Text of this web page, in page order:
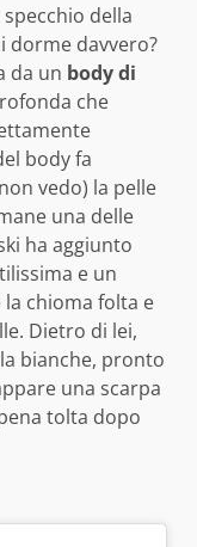
della
dorme davvero?
da un body di
che
body fa
vedo) la pelle
una delle
ha aggiunto
e un
chioma folta e
Dietro di lei,
bianche, pronto
una scarpa
tolta dopo